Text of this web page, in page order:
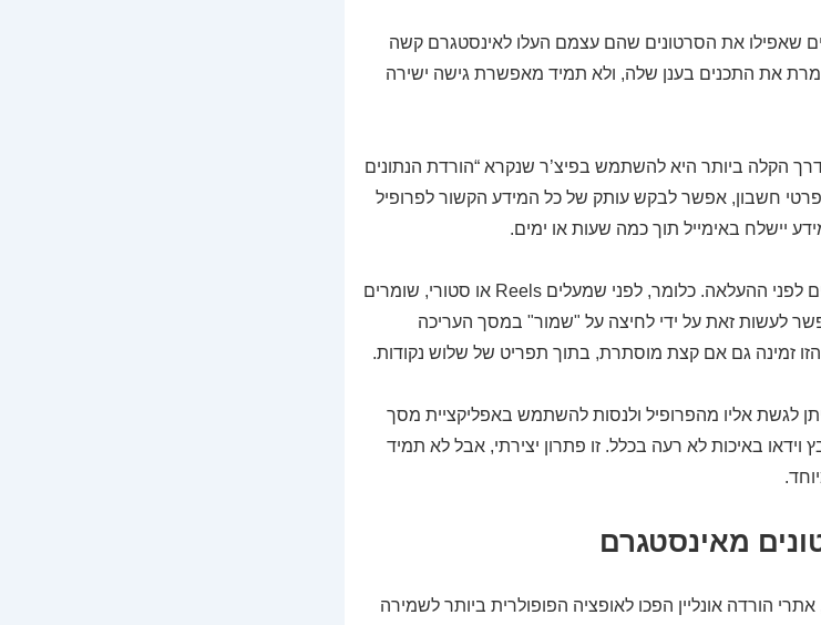
שאפילו את הסרטונים שהם עצמם העלו לאינסטגרם קשה
את התכנים בענן שלה, ולא תמיד מאפשרת גישה ישירה
הקלה ביותר היא להשתמש בפיצ’ר שנקרא “הורדת הנתונים
חשבון, אפשר לבקש עותק של כל המידע הקשור לפרופיל
יישלח באימייל תוך כמה שעות או ימים.
דרך נוספת היא לשמור מראש את הסרטונים לפני ההעלאה. כלומר, לפני שמעלים Reels או סטורי, שומרים
לעשות זאת על ידי לחיצה על "שמור" במסך העריכה
זמינה גם אם קצת מוסתרת, בתוך תפריט של שלוש נקודות.
לגשת אליו מהפרופיל ולנסות להשתמש באפליקציית מסך
באיכות לא רעה בכלל. זו פתרון יצירתי, אבל לא תמיד
מאינסטגרם
הורדה אונליין הפכו לאופציה הפופולרית ביותר לשמירה